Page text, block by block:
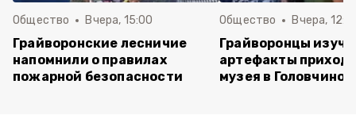
Общество Вчера, 15:00
Грайворонские лесничие
напомнили о правилах
пожарной безопасности
Общество Вчера,
Грайворонцы
артефакты
музея в Головчино